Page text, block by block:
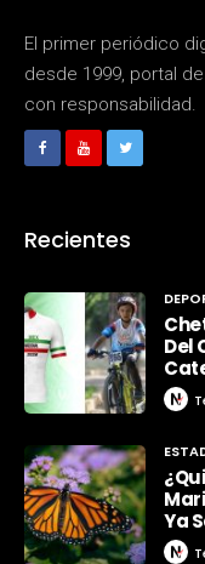
El primer periódico
desde 1999, portal
con responsabilidad.
Recientes
Del
Ya